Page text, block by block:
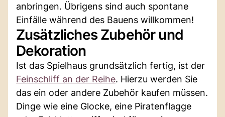
anbringen. Übrigens sind auch spontane
Einfälle während des Bauens willkommen!
Zusätzliches Zubehör und
Dekoration
Ist das Spielhaus grundsätzlich fertig, ist der
Feinschliff an der Reihe. Hierzu werden Sie
das ein oder andere Zubehör kaufen müssen.
Dinge wie eine Glocke, eine Piratenflagge